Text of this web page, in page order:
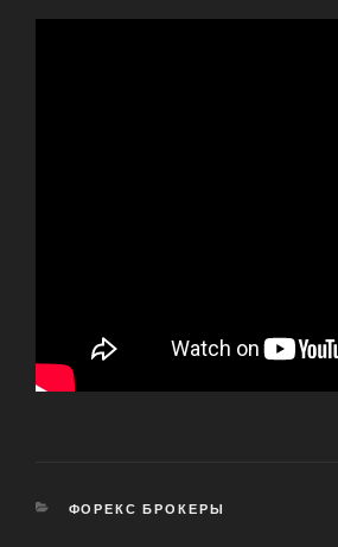
CATEGORIES
ФОРЕКС БРОКЕРЫ